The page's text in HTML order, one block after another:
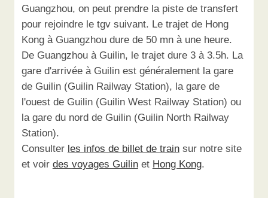
Guangzhou, on peut prendre la piste de transfert
pour rejoindre le tgv suivant. Le trajet de Hong
Kong à Guangzhou dure de 50 mn à une heure.
De Guangzhou à Guilin, le trajet dure 3 à 3.5h. La
gare d'arrivée à Guilin est généralement la gare
de Guilin (Guilin Railway Station), la gare de
l'ouest de Guilin (Guilin West Railway Station) ou
la gare du nord de Guilin (Guilin North Railway
Station).
Consulter les infos de billet de trainsur notre site
et voir des voyages Guilinet Hong Kong.